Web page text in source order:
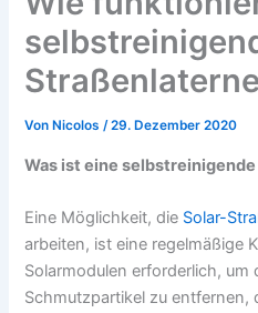
Von Nicolos/29. Dezember 2020
Was ist eine
Eine Möglichkeit, die Solar-
arbeiten, ist eine regelmäßige
Solarmodulen erforderlich, um
Schmutzpartikel zu entfernen,